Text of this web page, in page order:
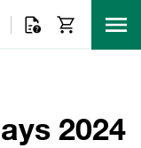
2024